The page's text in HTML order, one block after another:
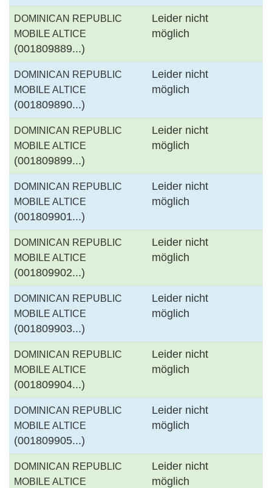
DOMINICAN REPUBLIC
MOBILE ALTICE
(001809889...)
Leider nicht
möglich
DOMINICAN REPUBLIC
MOBILE ALTICE
(001809890...)
Leider nicht
möglich
DOMINICAN REPUBLIC
MOBILE ALTICE
(001809899...)
Leider nicht
möglich
DOMINICAN REPUBLIC
MOBILE ALTICE
(001809901...)
Leider nicht
möglich
DOMINICAN REPUBLIC
MOBILE ALTICE
(001809902...)
Leider nicht
möglich
DOMINICAN REPUBLIC
MOBILE ALTICE
(001809903...)
Leider nicht
möglich
DOMINICAN REPUBLIC
MOBILE ALTICE
(001809904...)
Leider nicht
möglich
DOMINICAN REPUBLIC
MOBILE ALTICE
(001809905...)
Leider nicht
möglich
DOMINICAN REPUBLIC
MOBILE ALTICE
Leider nicht
möglich